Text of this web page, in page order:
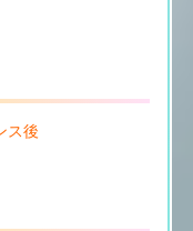
ス後